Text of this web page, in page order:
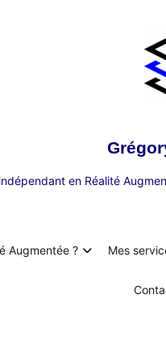
en Réalité
Augmentée ? Mes